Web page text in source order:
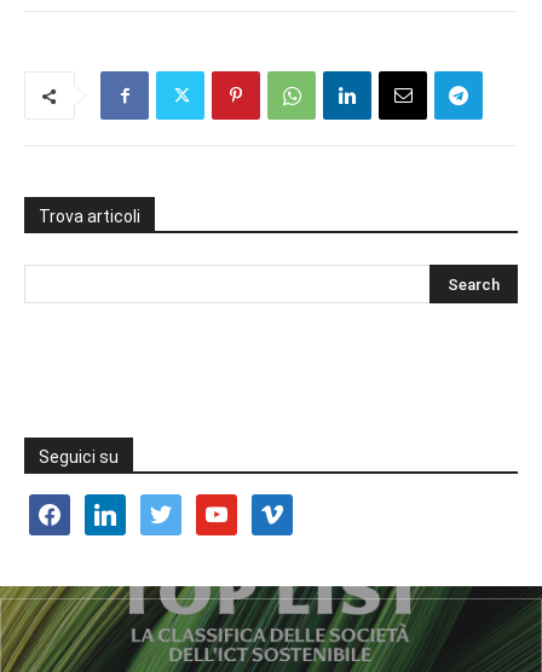
Trova articoli
Seguici su
facebooklinkedin twitter youtube vimeo